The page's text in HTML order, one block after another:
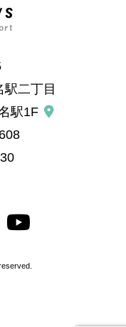
二丁目
駅1F